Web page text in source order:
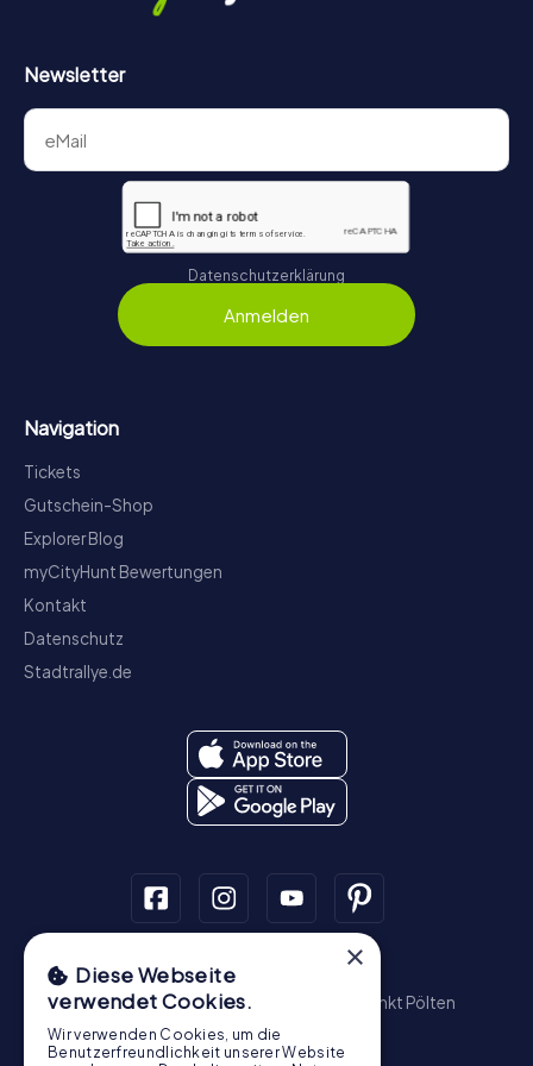
Newsletter
Datenschutzerklärung
Anmelden
Navigation
Tickets
Gutschein-Shop
Explorer Blog
myCityHunt Bewertungen
Kontakt
Datenschutz
Stadtrallye.de
Schnitzeljagd
Wien Graz Linz Salzburg
Sankt Pölten
Wiener Neustadt
Steyr Bregenz
Krems an der Donau
×
Diese Webseite
verwendet Cookies.
Wir verwenden Cookies, um die
Benutzerfreundlichkeit unserer Website